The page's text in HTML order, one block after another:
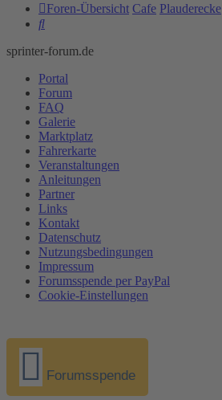
Foren-Übersicht Cafe Plauderecke
Suche
sprinter-forum.de
Portal
Forum
FAQ
Galerie
Marktplatz
Fahrerkarte
Veranstaltungen
Anleitungen
Partner
Links
Kontakt
Datenschutz
Nutzungsbedingungen
Impressum
Forumsspende per PayPal
Cookie-Einstellungen
Forumsspende